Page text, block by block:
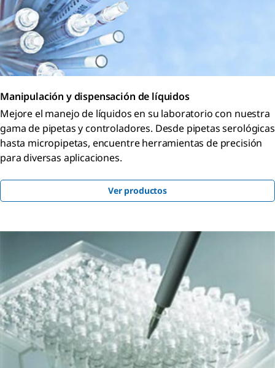
Manipulación y dispensación de líquidos
Mejore el manejo de líquidos en su laboratorio con nuestra
gama de pipetas y controladores. Desde pipetas serológicas
hasta micropipetas, encuentre herramientas de precisión
para diversas aplicaciones.
Ver productos